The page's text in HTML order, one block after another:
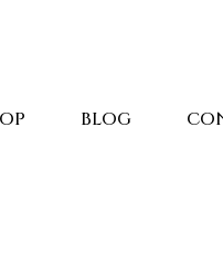
BLOG